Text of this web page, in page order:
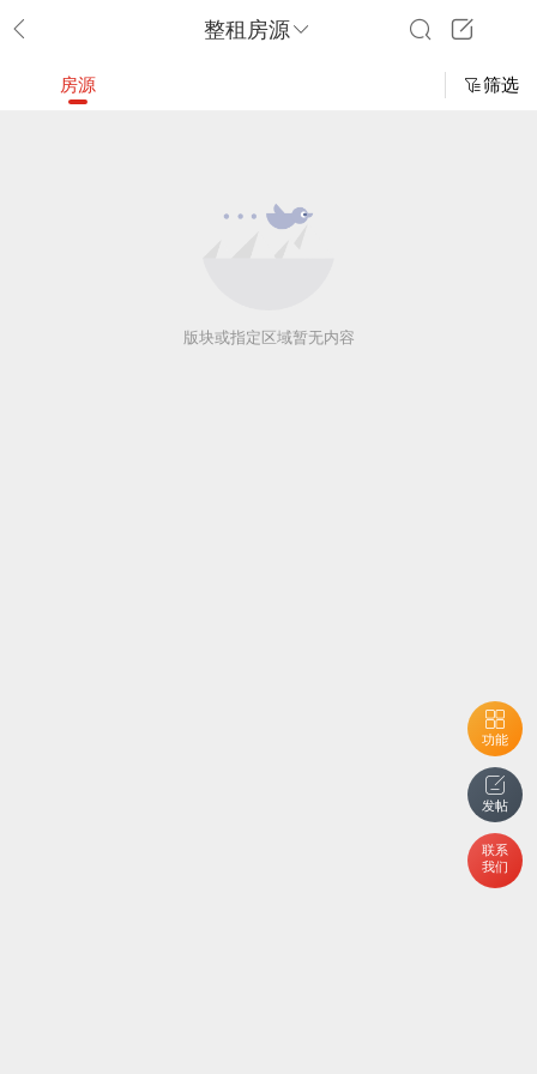
整租房源
功能
发帖
联系
我们
房源 筛选
版块或指定区域暂无内容